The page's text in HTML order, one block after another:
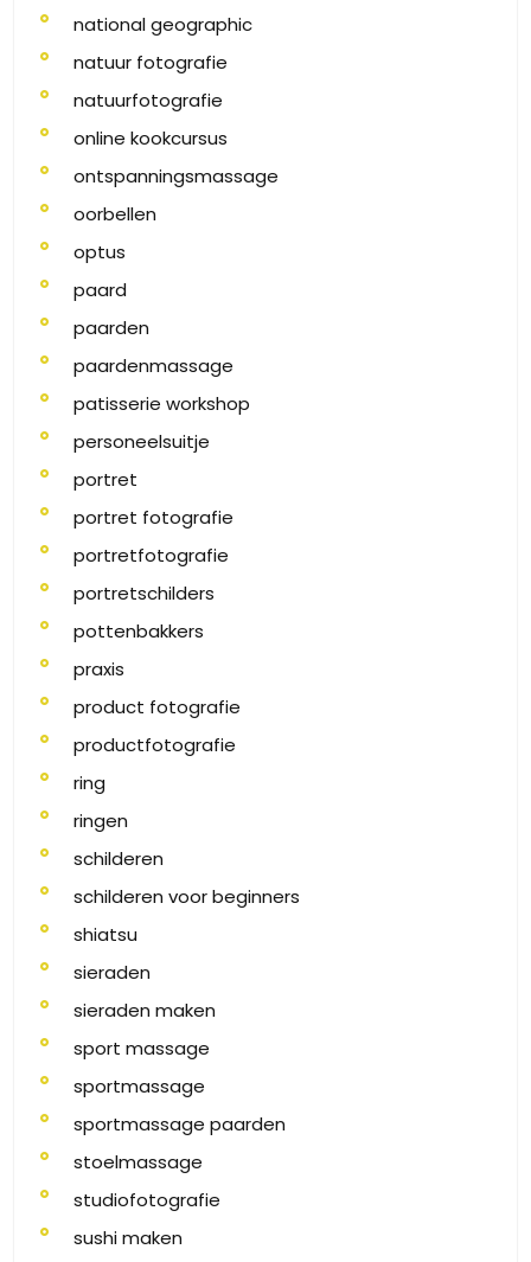
national geographic
natuur fotografie
natuurfotografie
online kookcursus
ontspanningsmassage
oorbellen
optus
paard
paarden
paardenmassage
patisserie workshop
personeelsuitje
portret
portret fotografie
portretfotografie
portretschilders
pottenbakkers
praxis
product fotografie
productfotografie
ring
ringen
schilderen
schilderen voor beginners
shiatsu
sieraden
sieraden maken
sport massage
sportmassage
sportmassage paarden
stoelmassage
studiofotografie
sushi maken